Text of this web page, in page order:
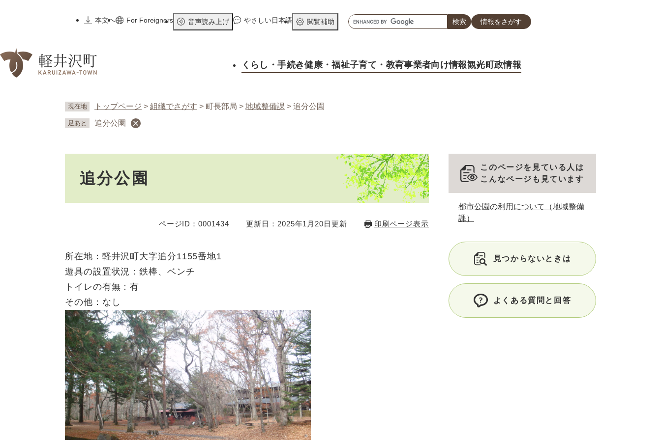
先
本文へ
For Foreigners 音声読み上げ やさしい日本語 閲覧補助
キ
ー
ド
情報をさがす
くらし ・手続き健康 ・福祉子育て ・教育事業者向け情報観光町政情報
現在地 トップページ > 組織でさがす > 町長部局 > 地域整備課 > 追分公園
足あと 追分公園
追分公園
ページID：0001434 更新日：2025年1月20日更新 印刷ページ表示
所在地：軽井沢町大字追分1155番地1
遊具の設置状況：鉄棒、ベンチ
トイレの有無：有
その他：なし
このページを見ている人は
こんなページも見ています
都市公園の利用について（地域整備
課）
見つからないときは
よくある質問と回答